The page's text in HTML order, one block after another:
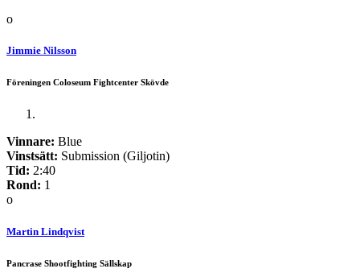
o
Jimmie Nilsson
Föreningen Coloseum Fightcenter Skövde
Vinnare: Blue
Vinstsätt: Submission (Giljotin)
Tid: 2:40
Rond: 1
o
Martin Lindqvist
Pancrase Shootfighting Sällskap